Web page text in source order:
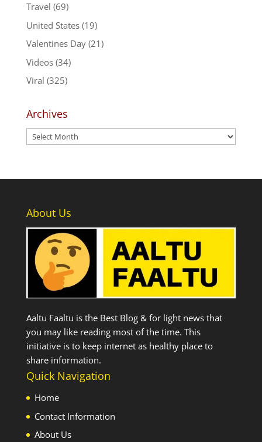
Travel (69)
United States(19)
Valentines Day(21)
Videos(34)
Viral (325)
Archives
Archives
About Us
Aaltu Faaltu is the Best Blog & for light news that
you may like reading most of the time. This
initiative is to keep internet as healthy place to
share information.
Quick Navigation
Home
Contact Information
About Us